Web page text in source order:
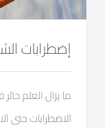
إضطرابات
ما يزال العلم
الاضطرابات حتى